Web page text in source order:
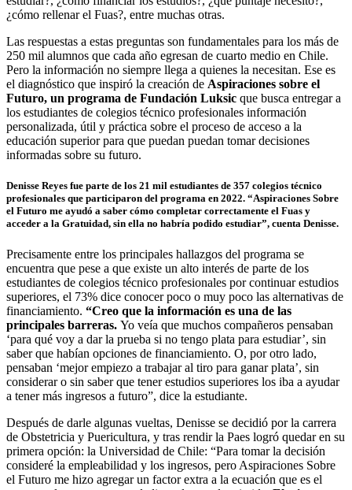
¿cómo rellenar el Fuas?, entre muchas otras.
Las respuestas a estas preguntas son fundamentales para los más de
250 mil alumnos que cada año egresan de cuarto medio en Chile.
Pero la información no siempre llega a quienes la necesitan. Ese es
el diagnóstico que inspiró la creación de Aspiraciones sobre el
Futuro, un programa de Fundación Luksic que busca entregar a
los estudiantes de colegios técnico profesionales información
personalizada, útil y práctica sobre el proceso de acceso a la
educación superior para que puedan puedan tomar decisiones
informadas sobre su futuro.
Denisse Reyes fue parte de los 21 mil estudiantes de 357 colegios técnico
profesionales que participaron del programa en 2022. “Aspiraciones Sobre
el Futuro me ayudó a saber cómo completar correctamente el Fuas y
acceder a la Gratuidad, sin ella no habría podido estudiar”, cuenta Denisse.
Precisamente entre los principales hallazgos del programa se
encuentra que pese a que existe un alto interés de parte de los
estudiantes de colegios técnico profesionales por continuar estudios
superiores, el 73% dice conocer poco o muy poco las alternativas de
financiamiento. “Creo que la información es una de las
principales barreras. Yo veía que muchos compañeros pensaban
‘para qué voy a dar la prueba si no tengo plata para estudiar’, sin
saber que habían opciones de financiamiento. O, por otro lado,
pensaban ‘mejor empiezo a trabajar al tiro para ganar plata’, sin
considerar o sin saber que tener estudios superiores los iba a ayudar
a tener más ingresos a futuro”, dice la estudiante.
Después de darle algunas vueltas, Denisse se decidió por la carrera
de Obstetricia y Puericultura, y tras rendir la Paes logró quedar en su
primera opción: la Universidad de Chile: “Para tomar la decisión
consideré la empleabilidad y los ingresos, pero Aspiraciones Sobre
el Futuro me hizo agregar un factor extra a la ecuación que es el